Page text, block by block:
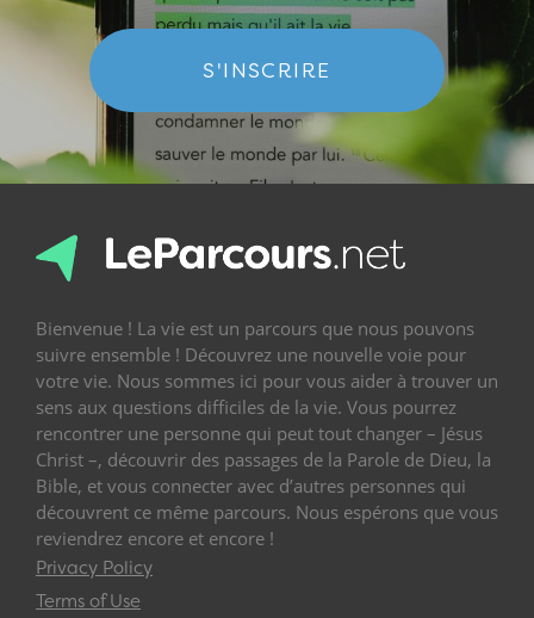
S'INSCRIRE
Bienvenue ! La vie est un parcours que nous pouvons
suivre ensemble ! Découvrez une nouvelle voie pour
votre vie. Nous sommes ici pour vous aider à trouver un
sens aux questions difficiles de la vie. Vous pourrez
rencontrer une personne qui peut tout changer – Jésus
Christ –, découvrir des passages de la Parole de Dieu, la
Bible, et vous connecter avec d’autres personnes qui
découvrent ce même parcours. Nous espérons que vous
reviendrez encore et encore !
Privacy Policy
Terms of Use